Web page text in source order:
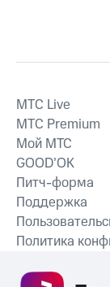
MTС Live
MTС Premium
Мой МТС
GOOD’OK
Питч-форма
Поддержка
Политика